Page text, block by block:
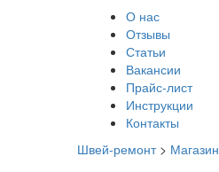
О нас
Отзывы
Статьи
Вакансии
Прайс-лист
Инструкции
Контакты
Швей-ремонт> Магазин